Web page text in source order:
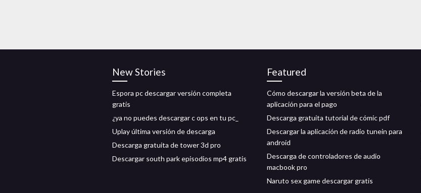
New Stories
Espora pc descargar versión completa
gratis
¿ya no puedes descargar c ops en tu pc_
Uplay última versión de descarga
Descarga gratuita de tower 3d pro
Descargar south park episodios mp4 gratis
Featured
Cómo descargar la versión beta de la
aplicación para el pago
Descarga gratuita tutorial de cómic pdf
Descargar la aplicación de radio tunein para
android
Descarga de controladores de audio
macbook pro
Naruto sex game descargar gratis